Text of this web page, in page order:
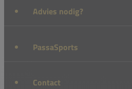
Advies nodig?
PassaSports
Contact